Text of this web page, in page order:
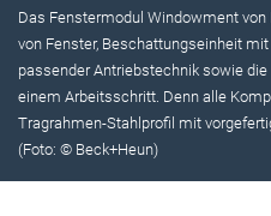
Das Fenstermodul Windowment
von Fenster, Beschattungseinheit
passender Antriebstechnik sowie
einem Arbeitsschritt. Denn alle
Tragrahmen-Stahlprofil mit
(Foto: © Beck+Heun)